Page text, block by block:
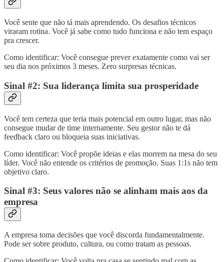
Você sente que não tá mais aprendendo. Os desafios técnicos
viraram rotina. Você já sabe como tudo funciona e não tem espaço
pra crescer.
Como identificar: Você consegue prever exatamente como vai ser
seu dia nos próximos 3 meses. Zero surpresas técnicas.
Sinal #2: Sua liderança limita sua prosperidade
Você tem certeza que teria mais potencial em outro lugar, mas não
consegue mudar de time internamente. Seu gestor não te dá
feedback claro ou bloqueia suas iniciativas.
Como identificar: Você propõe ideias e elas morrem na mesa do seu
líder. Você não entende os critérios de promoção. Suas 1:1s não tem
objetivo claro.
Sinal #3: Seus valores não se alinham mais aos da
empresa
A empresa toma decisões que você discorda fundamentalmente.
Pode ser sobre produto, cultura, ou como tratam as pessoas.